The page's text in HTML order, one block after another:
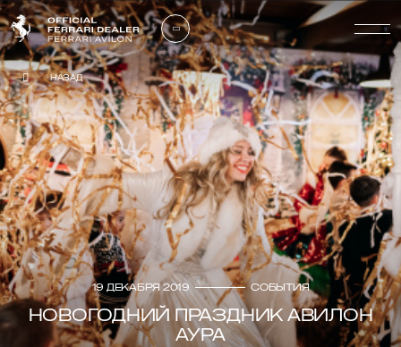
Назад
19 декабря 2019 События
НОВОГОДНИЙ ПРАЗДНИК АВИЛОН
АУРА